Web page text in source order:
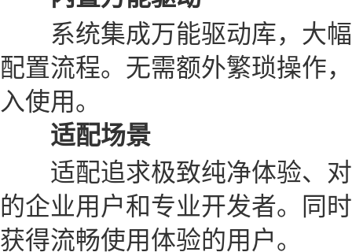
系统集成万能驱动库，大幅
配置流程。无需额外繁琐操作
入使用。
适配场景
适配追求极致纯净体验、对
的企业用户和专业开发者。同
获得流畅使用体验的用户。